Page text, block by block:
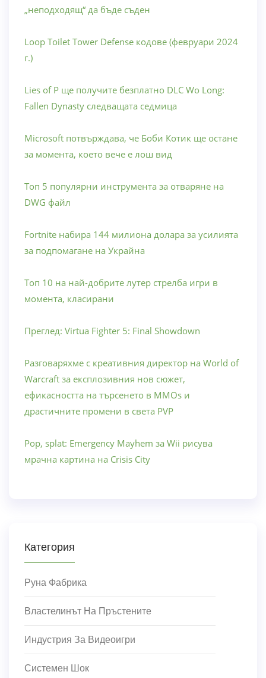
„неподходящ“ да бъде съден
Loop Toilet Tower Defense кодове (февруари 2024
г.)
Lies of P ще получите безплатно DLC Wo Long:
Fallen Dynasty следващата седмица
Microsoft потвърждава, че Боби Котик ще остане
за момента, което вече е лош вид
Топ 5 популярни инструмента за отваряне на
DWG файл
Fortnite набира 144 милиона долара за усилията
за подпомагане на Украйна
Топ 10 на най-добрите лутер стрелба игри в
момента, класирани
Преглед: Virtua Fighter 5: Final Showdown
Разговаряхме с креативния директор на World of
Warcraft за експлозивния нов сюжет,
ефикасността на търсенето в MMOs и
драстичните промени в света PVP
Pop, splat: Emergency Mayhem за Wii рисува
мрачна картина на Crisis City
Категория
Руна Фабрика
Властелинът На Пръстените
Индустрия За Видеоигри
Системен Шок